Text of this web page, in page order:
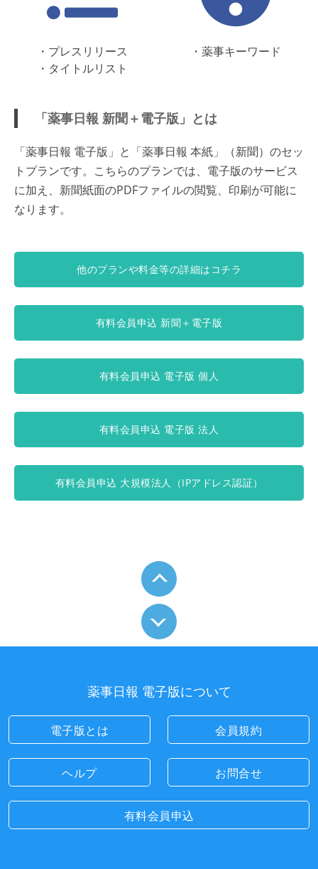
・プレスリリース
・タイトルリスト
・薬事キーワード
「薬事日報 新聞＋電子版」とは
「薬事日報 電子版」と「薬事日報 本紙」（新聞）のセッ
トプランです。こちらのプランでは、電子版のサービス
に加え、新聞紙面のPDFファイルの閲覧、印刷が可能に
なります。
他のプランや料金等の詳細はコチラ
有料会員申込 新聞＋電子版
有料会員申込 電子版 個人
有料会員申込 電子版 法人
有料会員申込 大規模法人（IPアドレス認証）
薬事日報 電子版について
電子版とは 会員規約
ヘルプ お問合せ
有料会員申込